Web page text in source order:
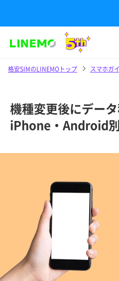
格安SIMのLINEMOトップ スマホガ
機種変更後にデー
iPhone・Android別